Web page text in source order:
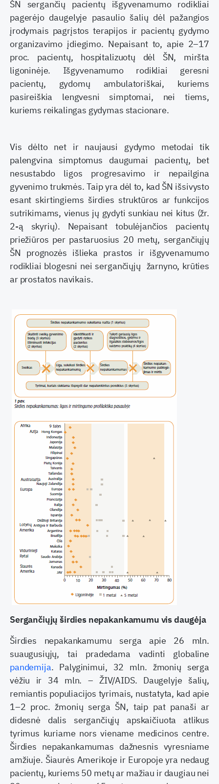
ŠN sergančių pacientų išgyvenamumo rodikliai
pagerėjo daugelyje pasaulio šalių dėl pažangios
įrodymais pagrįstos terapijos ir pacientų gydymo
organizavimo įdiegimo. Nepaisant to, apie 2–17
proc. pacientų, hospitalizuotų dėl ŠN, miršta
ligoninėje. Išgyvenamumo rodikliai geresni
pacientų, gydomų ambulatoriškai, kuriems
pasireiškia lengvesni simptomai, nei tiems,
kuriems reikalingas gydymas stacionare.
Vis dėlto net ir naujausi gydymo metodai tik
palengvina simptomus daugumai pacientų, bet
nesustabdo ligos progresavimo ir nepailgina
gyvenimo trukmės. Taip yra dėl to, kad ŠN išsivysto
esant skirtingiems širdies struktūros ar funkcijos
sutrikimams, vienus jų gydyti sunkiau nei kitus (žr.
2-ą skyrių). Nepaisant tobulėjančios pacientų
priežiūros per pastaruosius 20 metų, sergančiųjų
ŠN prognozės išlieka prastos ir išgyvenamumo
rodikliai blogesni nei sergančiųjų žarnyno, krūties
ar prostatos navikais.
Sergančiųjų širdies nepakankamumu vis daugėja
Širdies nepakankamumu serga apie 26 mln.
suaugusiųjų, tai pradedama vadinti globaline
pandemija. Palyginimui, 32 mln. žmonių serga
vėžiu ir 34 mln. – ŽIV/AIDS. Daugelyje šalių,
remiantis populiacijos tyrimais, nustatyta, kad apie
1–2 proc. žmonių serga ŠN, taip pat panaši ar
didesnė dalis sergančiųjų apskaičiuota atlikus
tyrimus kuriame nors viename medicinos centre.
Širdies nepakankamumas dažnesnis vyresniame
amžiuje. Šiaurės Amerikoje ir Europoje yra nedaug
pacientų, kuriems 50 metų ar mažiau ir daugiau nei